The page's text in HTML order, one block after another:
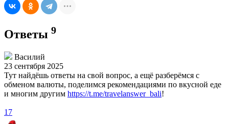
Ответы 9
Василий
23 сентября 2025
Тут найдёшь ответы на свой вопрос, а ещё разберёмся с
обменом валюты, поделимся рекомендациями по вкусной еде
и многим другим https://t.me/travelanswer_bali!
17